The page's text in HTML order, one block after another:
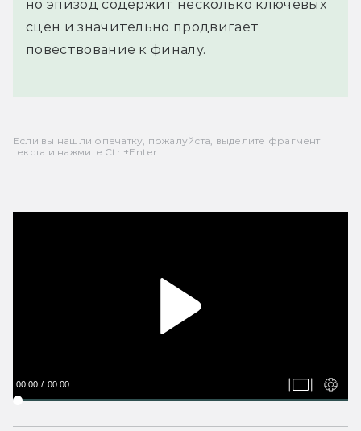
но эпизод содержит несколько ключевых
сцен и значительно продвигает
повествование к финалу.
Если вы нашли опечатку, пожалуйста, выделите фрагмент
текста и нажмите Ctrl+Enter.
00:00 00:00